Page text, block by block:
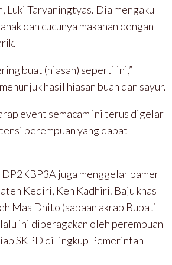
Luki Taryaningtyas. Dia mengaku
dan cucunya makanan dengan
buat (hiasan) seperti ini,”
hasil hiasan buah dan sayur.
event semacam ini terus digelar
perempuan yang dapat
juga menggelar pamer
Kediri, Ken Kadhiri. Baju khas
Mas Dhito (sapaan akrab Bupati
ini diperagakan oleh perempuan
SKPD di lingkup Pemerintah